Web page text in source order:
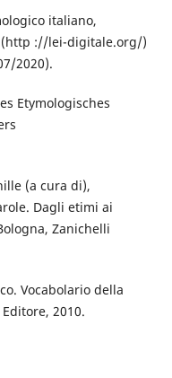
italiano,
(http ://lei-digitale.org/)
2020).
Etymologisches
(a cura di),
Dagli etimi ai
Zanichelli
Vocabolario della
2010.